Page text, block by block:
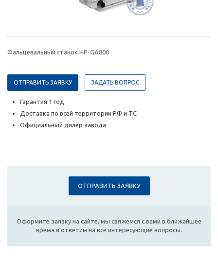
Фальцевальный станок HP-GA800
ОТПРАВИТЬ ЗАЯВКУ ЗАДАТЬ ВОПРОС
Гарантия 1 год
Доставка по всей территории РФ и ТС
Официальный дилер завода
ОТПРАВИТЬ ЗАЯВКУ
Оформите заявку на сайте, мы свяжемся с вами в ближайшее
время и ответим на все интересующие вопросы.